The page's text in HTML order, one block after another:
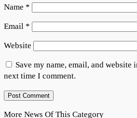
Name *
Email *
Website
Save my name, email, and website
next time I comment.
More News Of This Category